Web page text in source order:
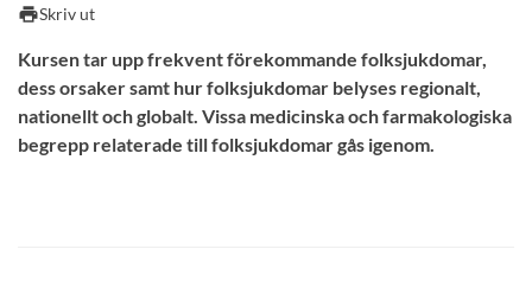
printSkriv ut
Kursen tar upp frekvent förekommande folksjukdomar,
dess orsaker samt hur folksjukdomar belyses regionalt,
nationellt och globalt. Vissa medicinska och farmakologiska
begrepp relaterade till folksjukdomar gås igenom.